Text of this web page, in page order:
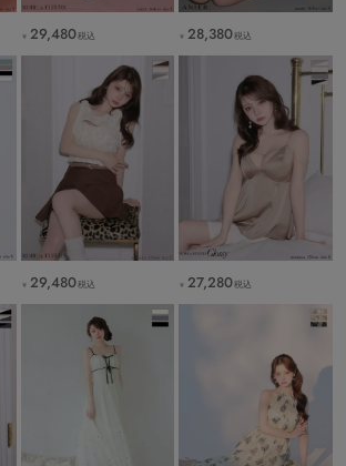
￥ 29,480税込 ￥ 28,380税込
￥ 29,480税込 ￥ 27,280税込